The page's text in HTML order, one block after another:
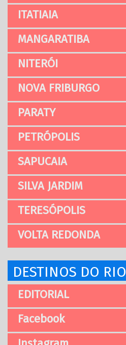
ITATIAIA
MANGARATIBA
NITERÓI
NOVA FRIBURGO
PARATY
PETRÓPOLIS
SAPUCAIA
SILVA JARDIM
TERESÓPOLIS
VOLTA REDONDA
DESTINOS DO RIO
EDITORIAL
Facebook